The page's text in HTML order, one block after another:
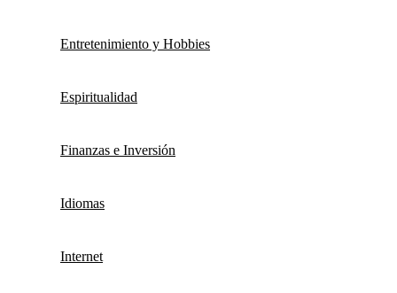
Entretenimiento y Hobbies
Espiritualidad
Finanzas e Inversión
Idiomas
Internet